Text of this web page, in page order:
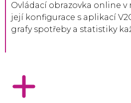
Ovládací obrazovka online v
její konfigurace s aplikací
grafy spotřeby a statistiky